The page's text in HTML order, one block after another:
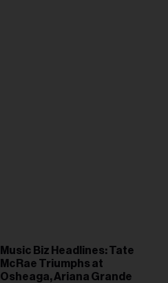
Music Biz Headlines: Tate
McRae Triumphs at
Osheaga, Ariana Grande